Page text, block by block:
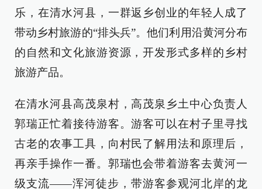
乐，在清水河县，一群返乡创业的年轻人成了
带动乡村旅游的“排头兵”。他们利用沿黄河分布
的自然和文化旅游资源，开发形式多样的乡村
旅游产品。
在清水河县高茂泉村，高茂泉乡土中心负责人
郭瑞正忙着接待游客。游客可以在村子里寻找
古老的农事工具，向村民了解用法和原理后，
再亲手操作一番。郭瑞也会带着游客去黄河一
级支流——浑河徒步，带游客参观河北岸的龙